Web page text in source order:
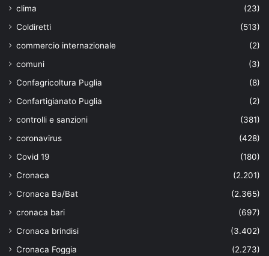
clima
(23)
Coldiretti
(513)
commercio internazionale
(2)
comuni
(3)
Confagricoltura Puglia
(8)
Confartigianato Puglia
(2)
controlli e sanzioni
(381)
coronavirus
(428)
Covid 19
(180)
Cronaca
(2.201)
Cronaca Ba/Bat
(2.365)
cronaca bari
(697)
Cronaca brindisi
(3.402)
Cronaca Foggia
(2.273)